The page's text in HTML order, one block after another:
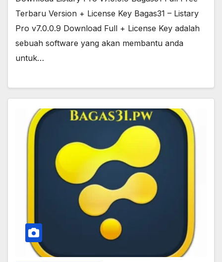
Terbaru Version + License Key Bagas31 – Listary
Pro v7.0.0.9 Download Full + License Key adalah
sebuah software yang akan membantu anda
untuk…